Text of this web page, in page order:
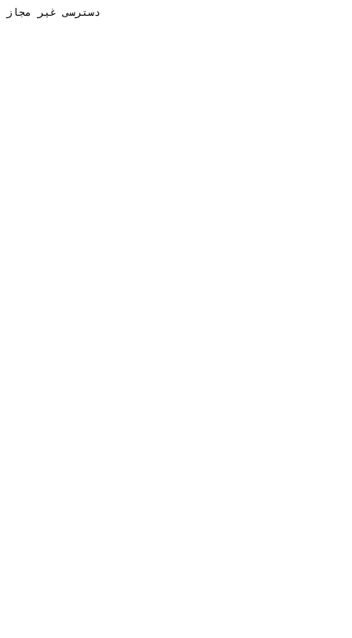
دسترسی غیر مجاز